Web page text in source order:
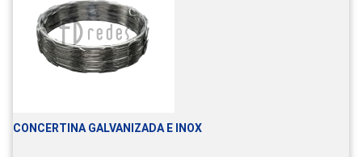
CONCERTINA GALVANIZADA E INOX